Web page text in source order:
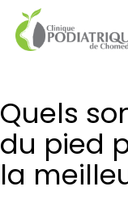
Quels
du pied
la